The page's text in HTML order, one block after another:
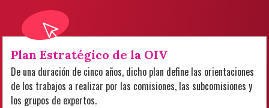
Plan Estratégico de la OIV
De una duración de cinco años, dicho plan define las orientaciones
de los trabajos a realizar por las comisiones, las subcomisiones y
los grupos de expertos.